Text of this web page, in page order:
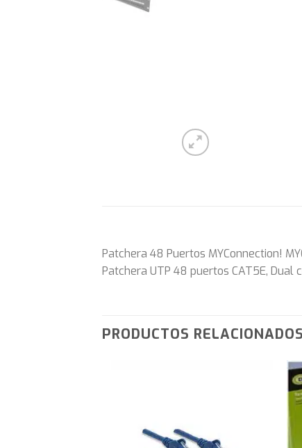
Patchera 48 Puertos MYConnection!
Patchera UTP 48 puertos CAT5E, Dual
PRODUCTOS RELACIONADOS